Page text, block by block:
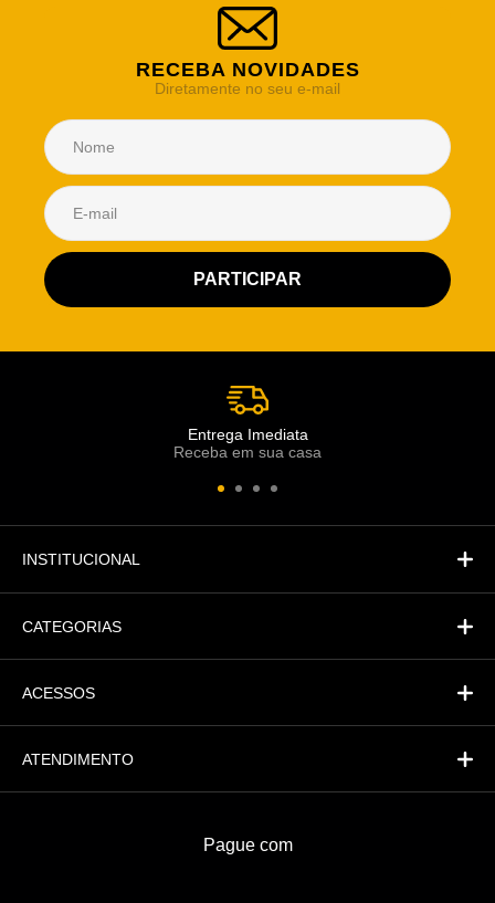
RECEBA NOVIDADES
Diretamente no seu e-mail
Entrega Imediata
Receba em sua casa
INSTITUCIONAL
CATEGORIAS
ACESSOS
ATENDIMENTO
Pague com
Atendimento Rei de Casa